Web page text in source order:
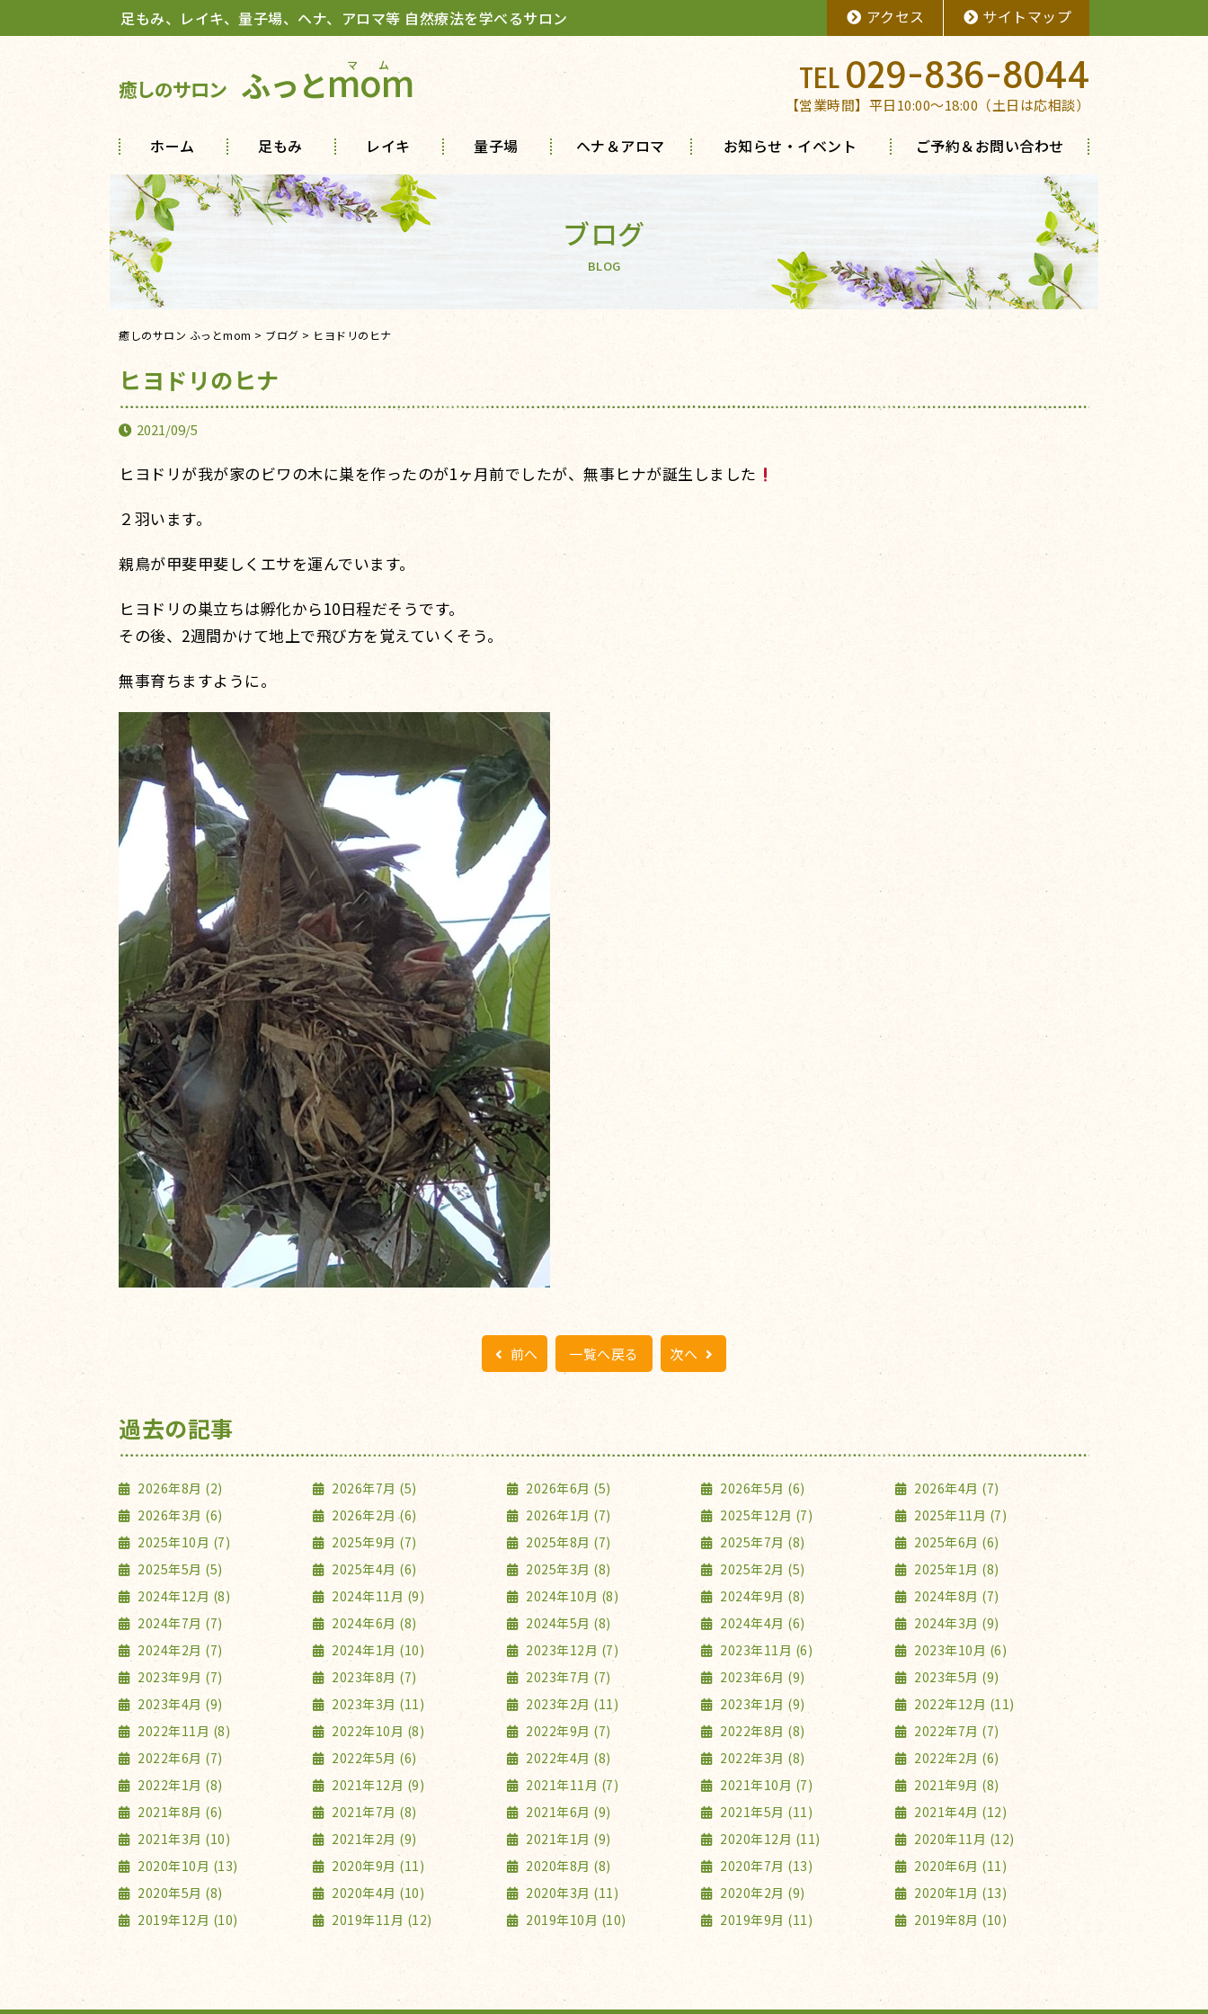
足もみ、レイキ、量子場、ヘナ、アロマ等 自然療法を学べるサロン アクセス サイトマップ
癒しのサロン ふっとmom 029-836-8044
【営業時間】平日10:00～18:00（土日は応相談）
ホーム 足もみ レイキ 量子場 ヘナ＆アロマ お知らせ・イベント ご予約＆お問い合わせ
ブログ
BLOG
癒しのサロン ふっとmom > ブログ > ヒヨドリのヒナ
ヒヨドリのヒナ
2021/09/5
ヒヨドリが我が家のビワの木に巣を作ったのが1ヶ月前でしたが、無事ヒナが誕生しました
２羽います。
親鳥が甲斐甲斐しくエサを運んでいます。
ヒヨドリの巣立ちは孵化から10日程だそうです。
その後、2週間かけて地上で飛び方を覚えていくそう。
無事育ちますように。
前へ 一覧へ戻る 次へ
過去の記事
2026年8月 (2) 2026年7月 (5) 2026年6月 (5) 2026年5月 (6)
2026年4月 (7)
2026年3月 (6)
2026年2月 (6) 2026年1月 (7) 2025年12月 (7)
2025年11月 (7)
2025年10月 (7)
2025年9月 (7) 2025年8月 (7) 2025年7月 (8)
2025年6月 (6)
2025年5月 (5)
2025年4月 (6) 2025年3月 (8) 2025年2月 (5)
2025年1月 (8)
2024年12月 (8)
2024年11月 (9) 2024年10月 (8) 2024年9月 (8)
2024年8月 (7)
2024年7月 (7)
2024年6月 (8) 2024年5月 (8) 2024年4月 (6)
2024年3月 (9)
2024年2月 (7)
2024年1月 (10) 2023年12月 (7) 2023年11月 (6)
2023年10月 (6)
2023年9月 (7)
2023年8月 (7) 2023年7月 (7) 2023年6月 (9)
2023年5月 (9)
2023年4月 (9)
2023年3月 (11) 2023年2月 (11) 2023年1月 (9)
2022年12月 (11)
2022年11月 (8)
2022年10月 (8) 2022年9月 (7) 2022年8月 (8)
2022年7月 (7)
2022年6月 (7)
2022年5月 (6) 2022年4月 (8) 2022年3月 (8)
2022年2月 (6)
2022年1月 (8)
2021年12月 (9) 2021年11月 (7) 2021年10月 (7)
2021年9月 (8)
2021年8月 (6)
2021年7月 (8) 2021年6月 (9) 2021年5月 (11)
2021年4月 (12)
2021年3月 (10)
2021年2月 (9) 2021年1月 (9) 2020年12月 (11)
2020年11月 (12)
2020年10月 (13)
2020年9月 (11) 2020年8月 (8) 2020年7月 (13)
2020年6月 (11)
2020年5月 (8)
2020年4月 (10) 2020年3月 (11) 2020年2月 (9)
2020年1月 (13)
2019年12月 (10)
2019年11月 (12) 2019年10月 (10) 2019年9月 (11) 2019年8月 (10)